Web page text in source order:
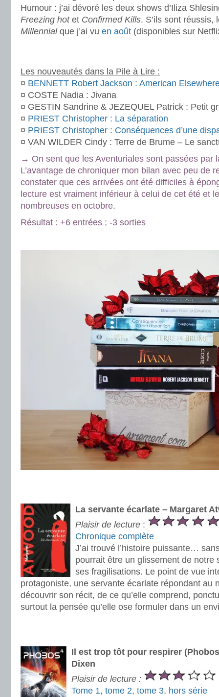
Humour : j’ai dévoré les deux shows d’Iliza
Freezing hotet Confirmed Kills. S’ils sont
Millennialque j’ai vu en août (disponibles sur
Les nouveautés dans la Pile à Lire :
¤ BENNETT Robert Jackson : American
¤ COSTE Nadia : Jivana
¤ GESTIN Sandrine & JEZEQUEL Patrick : Petit
¤ PRIEST Christopher : La séparation
¤ PRIEST Christopher : Conséquences d’une
¤ VAN WILDER Cindy : Terre de Brume – Le
→ On sent que les Aventuriales sont passées par
L’avantage de chroniquer mon bilan avec peu de
constater que ces arrivées ont été difficiles à
lecture est vraiment inférieur à celui de cet été et
nombreuses en octobre.
Résultat : +6 entrées ; -3 sorties
La servante écarlate – Margaret
Plaisir de lecture :
Chronique complète
J’ai trouvé l’histoire puissante…
pourrait être un glissement de notre
ses fragilisations. Le point de vue
protagoniste, une servante écarlate répondant au
découvrir son récit, de ce qu’elle comprend,
surtout la pensée qu’elle ose formuler dans un
Il est trop tôt pour respirer
Dixen
Plaisir de lecture :
Tome 1, tome 2, tome 3, hors série